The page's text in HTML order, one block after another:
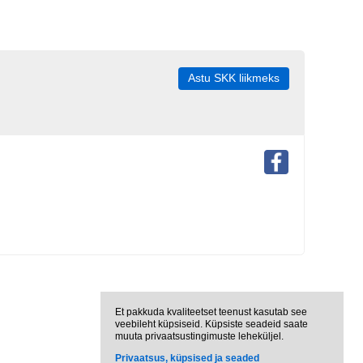
Et pakkuda kvaliteetset teenust kasutab see
veebileht küpsiseid. Küpsiste seadeid saate
muuta privaatsustingimuste leheküljel.
Privaatsus, küpsised ja seaded
Astu SKK liikmeks